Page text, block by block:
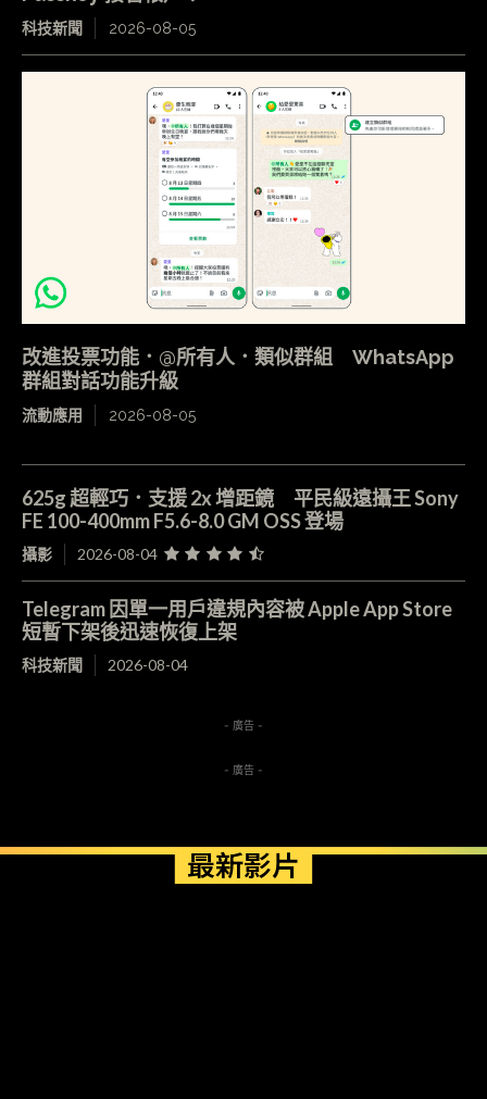
科技新聞 2026-08-05
改進投票功能．@所有人．類似群組 WhatsApp
群組對話功能升級
流動應用 2026-08-05
625g 超輕巧．支援 2x 增距鏡 平民級遠攝王 Sony
FE 100-400mm F5.6-8.0 GM OSS 登場
攝影 2026-08-04
Telegram 因單一用戶違規內容被 Apple App Store
短暫下架後迅速恢復上架
科技新聞 2026-08-04
- 廣告 -
- 廣告 -
最新影片